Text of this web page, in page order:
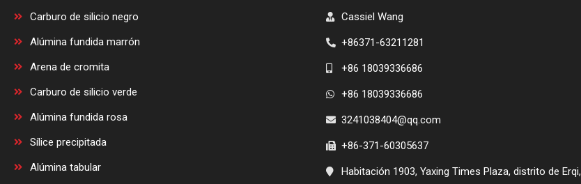
Carburo de silicio negro
Alúmina fundida marrón
Arena de cromita
Carburo de silicio verde
Alúmina fundida rosa
Sílice precipitada
Alúmina tabular
Cassiel Wang
+86371-63211281
+86 18039336686
+86 18039336686
3241038404@qq.com
+86-371-60305637
Habitación 1903, Yaxing Times Plaza, distrito de Erqi,